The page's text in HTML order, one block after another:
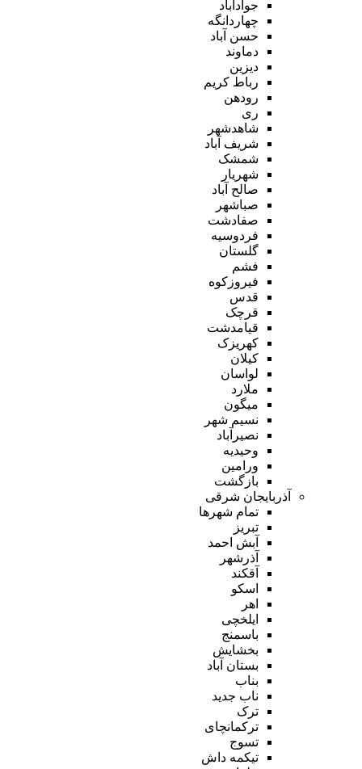
جوادآباد
چهاردانگه
حسن آباد
دماوند
دیزین
رباط کریم
رودهن
ری
شاهدشهر
شریف آباد
شمشک
شهریار
صالح آباد
صباشهر
صفادشت
فردوسیه
گلستان
فشم
فیروزکوه
قدس
قرچک
قیامدشت
کهریزک
کیلان
لواسان
ملارد
میگون
نسیم شهر
نصیرآباد
وحیدیه
ورامین
بازگشت
آذربایجان شرقی
تمام شهر‌ها
تبریز
آبش احمد
آذرشهر
آقکند
اسکو
اهر
ایلخچی
باسمنج
بخشایش
بستان آباد
بناب
ناب جدید
ترک
ترکمانچای
تسوج
تیکمه داش